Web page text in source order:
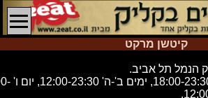
קיטשן מרקט
יום א' 18:00-